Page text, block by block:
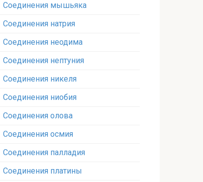
Соединения мышьяка‎ ‎
Соединения натрия‎
Соединения неодима‎
Соединения нептуния‎
Соединения никеля‎
Соединения ниобия‎
Соединения олова‎
Соединения осмия‎
Соединения палладия‎
Соединения платины‎